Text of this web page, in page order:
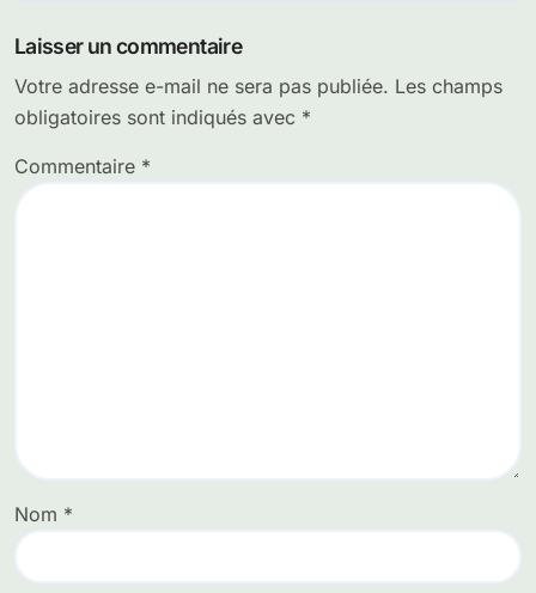
l’article
Laisser un commentaire
Votre adresse e-mail ne sera pas publiée. Les champs
obligatoires sont indiqués avec *
Commentaire *
Nom *